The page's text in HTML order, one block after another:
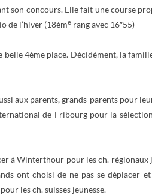
son concours. Elle fait une course
de l’hiver (18ème rang avec 16″55)
4ème place. Décidément, la
aux parents, grands-parents pour
de Fribourg pour la
à Winterthour pour les ch.
ont choisi de ne pas se déplacer
les ch. suisses jeunesse.